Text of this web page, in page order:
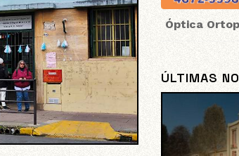
Óptica
ÚLTIMAS